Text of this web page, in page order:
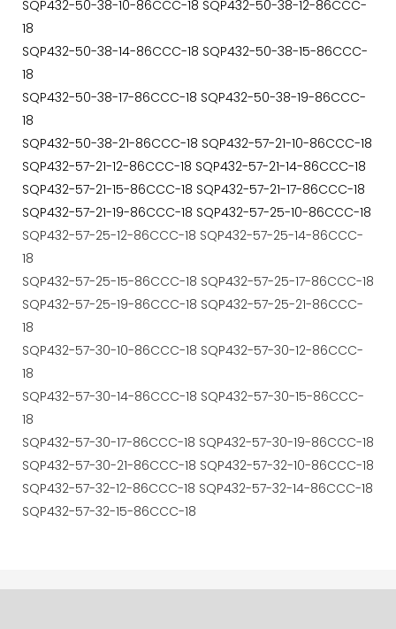
SQP432-50-38-10-86CCC-18 SQP432-50-38-12-86CCC-
18
SQP432-50-38-14-86CCC-18 SQP432-50-38-15-86CCC-
18
SQP432-50-38-17-86CCC-18 SQP432-50-38-19-86CCC-
18
SQP432-50-38-21-86CCC-18 SQP432-57-21-10-86CCC-18
SQP432-57-21-12-86CCC-18 SQP432-57-21-14-86CCC-18
SQP432-57-21-15-86CCC-18 SQP432-57-21-17-86CCC-18
SQP432-57-21-19-86CCC-18 SQP432-57-25-10-86CCC-18
SQP432-57-25-12-86CCC-18 SQP432-57-25-14-86CCC-
18
SQP432-57-25-15-86CCC-18 SQP432-57-25-17-86CCC-18
SQP432-57-25-19-86CCC-18 SQP432-57-25-21-86CCC-
18
SQP432-57-30-10-86CCC-18 SQP432-57-30-12-86CCC-
18
SQP432-57-30-14-86CCC-18 SQP432-57-30-15-86CCC-
18
SQP432-57-30-17-86CCC-18 SQP432-57-30-19-86CCC-18
SQP432-57-30-21-86CCC-18 SQP432-57-32-10-86CCC-18
SQP432-57-32-12-86CCC-18 SQP432-57-32-14-86CCC-18
SQP432-57-32-15-86CCC-18